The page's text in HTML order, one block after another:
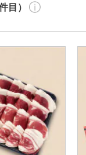
ド決済
目）